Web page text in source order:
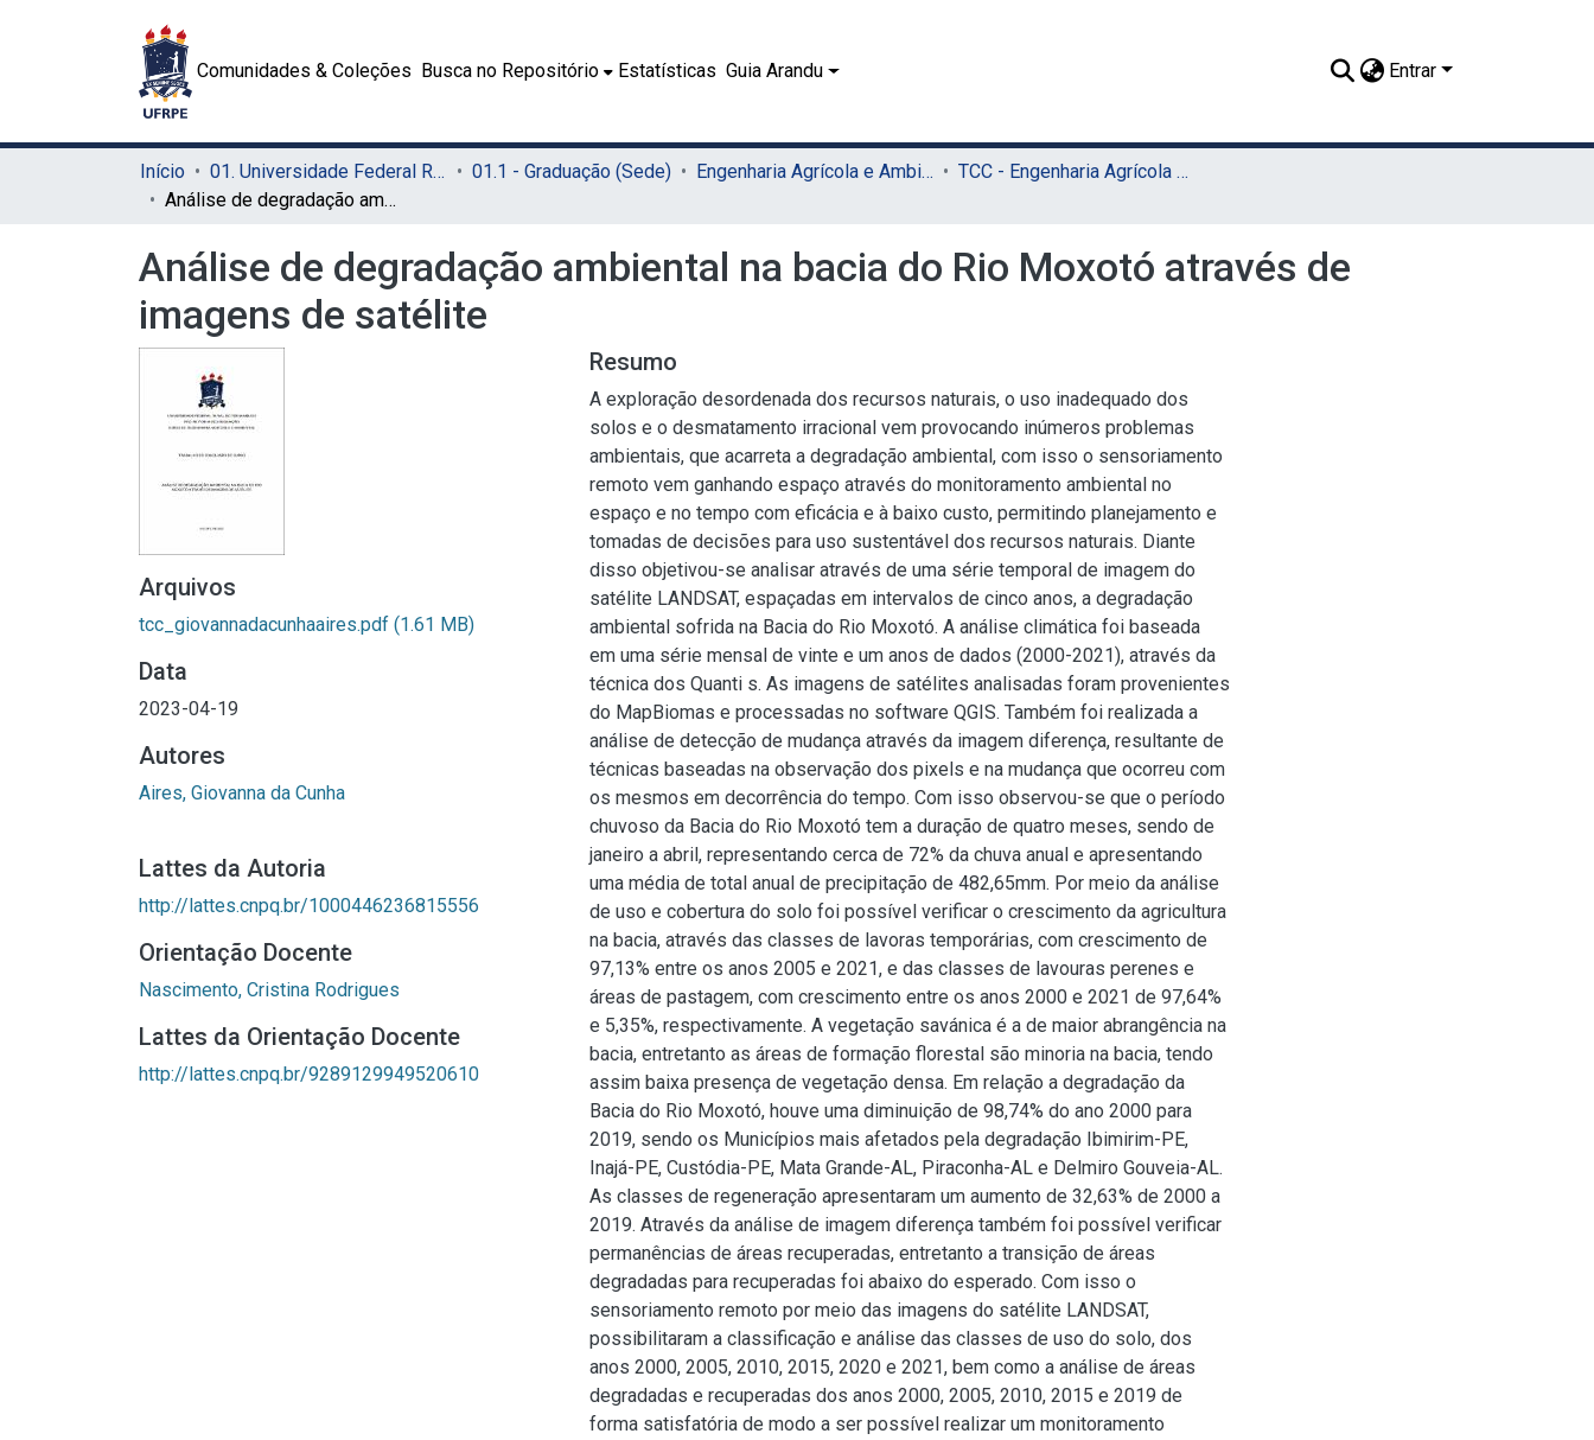
Comunidades & Coleções Busca no Repositório Estatísticas Guia Arandu Entrar
Início 01. Universidade Federal Rural de Pernambuco - UFRPE (Sede) 01.1 - Graduação (Sede) Engenharia Agrícola e Ambiental (Sede)
TCC - Engenharia Agrícola e Ambiental (Sede)
Análise de degradação ambiental na bacia do Rio Moxotó através de imagens de satélite
Análise de degradação ambiental na bacia do Rio Moxotó através de
imagens de satélite
Arquivos
tcc_giovannadacunhaaires.pdf (1.61 MB)
Data
2023-04-19
Autores
Aires, Giovanna da Cunha
Lattes da Autoria
http://lattes.cnpq.br/1000446236815556
Orientação Docente
Nascimento, Cristina Rodrigues
Lattes da Orientação Docente
http://lattes.cnpq.br/9289129949520610
Resumo
A exploração desordenada dos recursos naturais, o uso inadequado dos
solos e o desmatamento irracional vem provocando inúmeros problemas
ambientais, que acarreta a degradação ambiental, com isso o sensoriamento
remoto vem ganhando espaço através do monitoramento ambiental no
espaço e no tempo com eficácia e à baixo custo, permitindo planejamento e
tomadas de decisões para uso sustentável dos recursos naturais. Diante
disso objetivou-se analisar através de uma série temporal de imagem do
satélite LANDSAT, espaçadas em intervalos de cinco anos, a degradação
ambiental sofrida na Bacia do Rio Moxotó. A análise climática foi baseada
em uma série mensal de vinte e um anos de dados (2000-2021), através da
técnica dos Quanti s. As imagens de satélites analisadas foram provenientes
do MapBiomas e processadas no software QGIS. Também foi realizada a
análise de detecção de mudança através da imagem diferença, resultante de
técnicas baseadas na observação dos pixels e na mudança que ocorreu com
os mesmos em decorrência do tempo. Com isso observou-se que o período
chuvoso da Bacia do Rio Moxotó tem a duração de quatro meses, sendo de
janeiro a abril, representando cerca de 72% da chuva anual e apresentando
uma média de total anual de precipitação de 482,65mm. Por meio da análise
de uso e cobertura do solo foi possível verificar o crescimento da agricultura
na bacia, através das classes de lavoras temporárias, com crescimento de
97,13% entre os anos 2005 e 2021, e das classes de lavouras perenes e
áreas de pastagem, com crescimento entre os anos 2000 e 2021 de 97,64%
e 5,35%, respectivamente. A vegetação savánica é a de maior abrangência na
bacia, entretanto as áreas de formação florestal são minoria na bacia, tendo
assim baixa presença de vegetação densa. Em relação a degradação da
Bacia do Rio Moxotó, houve uma diminuição de 98,74% do ano 2000 para
2019, sendo os Municípios mais afetados pela degradação Ibimirim-PE,
Inajá-PE, Custódia-PE, Mata Grande-AL, Piraconha-AL e Delmiro Gouveia-AL.
As classes de regeneração apresentaram um aumento de 32,63% de 2000 a
2019. Através da análise de imagem diferença também foi possível verificar
permanências de áreas recuperadas, entretanto a transição de áreas
degradadas para recuperadas foi abaixo do esperado. Com isso o
sensoriamento remoto por meio das imagens do satélite LANDSAT,
possibilitaram a classificação e análise das classes de uso do solo, dos
anos 2000, 2005, 2010, 2015, 2020 e 2021, bem como a análise de áreas
degradadas e recuperadas dos anos 2000, 2005, 2010, 2015 e 2019 de
forma satisfatória de modo a ser possível realizar um monitoramento